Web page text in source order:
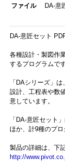
ファイル
DA-意
DA-意匠セット
各種設計・製図作
するプログラムで
「DAシリーズ」
設計、工程表や数
意しています。
「DA-意匠セット
ほか、計9種のプロ
製品の詳細は、下
http://